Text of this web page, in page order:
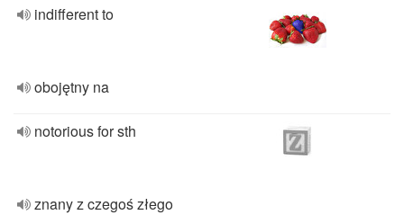
indifferent to
obojętny na
notorious for sth
znany z czegoś złego